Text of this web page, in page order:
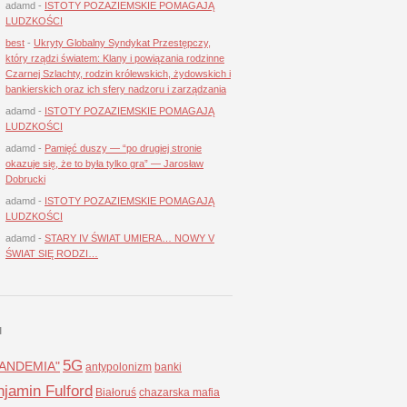
adamd - ISTOTY POZAZIEMSKIE POMAGAJĄ
LUDZKOŚCI
best - Ukryty Globalny Syndykat Przestępczy,
który rządzi światem: Klany i powiązania rodzinne
Czarnej Szlachty, rodzin królewskich, żydowskich i
bankierskich oraz ich sfery nadzoru i zarządzania
adamd - ISTOTY POZAZIEMSKIE POMAGAJĄ
LUDZKOŚCI
adamd - Pamięć duszy — “po drugiej stronie
okazuje się, że to była tylko gra” — Jarosław
Dobrucki
adamd - ISTOTY POZAZIEMSKIE POMAGAJĄ
LUDZKOŚCI
adamd - STARY IV ŚWIAT UMIERA… NOWY V
ŚWIAT SIĘ RODZI…
5G antypolonizm banki
Fulford Białoruś chazarska mafia